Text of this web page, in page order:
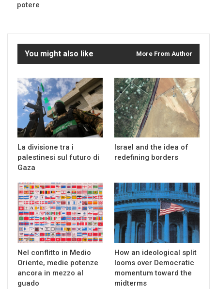
potere
You might also like More From Author
La divisione tra i
palestinesi sul futuro di
Gaza
Israel and the idea of
redefining borders
Nel conflitto in Medio
Oriente, medie potenze
ancora in mezzo al
guado
How an ideological split
looms over Democratic
momentum toward the
midterms